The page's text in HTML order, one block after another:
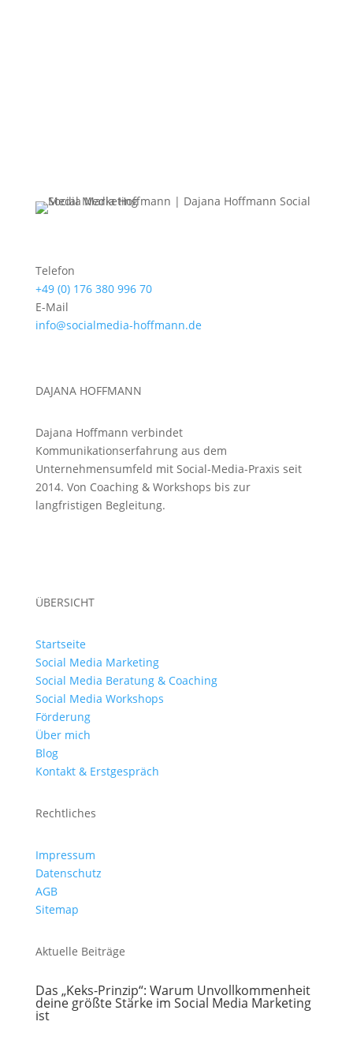
Telefon
+49 (0) 176 380 996 70
E-Mail
info@socialmedia-hoffmann.de
DAJANA HOFFMANN
Dajana Hoffmann verbindet
Kommunikationserfahrung aus dem
Unternehmensumfeld mit Social-Media-Praxis seit
2014. Von Coaching & Workshops bis zur
langfristigen Begleitung.
ÜBERSICHT
Startseite
Social Media Marketing
Social Media Beratung & Coaching
Social Media Workshops
Förderung
Über mich
Blog
Kontakt & Erstgespräch
Rechtliches
Impressum
Datenschutz
AGB
Sitemap
Aktuelle Beiträge
Das „Keks-Prinzip“: Warum Unvollkommenheit
deine größte Stärke im Social Media Marketing
ist